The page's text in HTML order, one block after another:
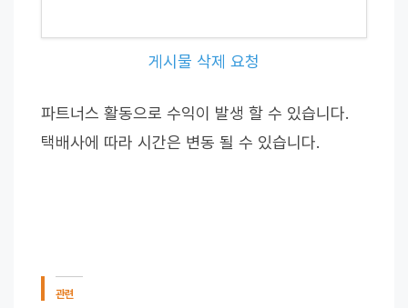
게시물 삭제 요청
파트너스 활동으로 수익이 발생 할 수 있습니다.
택배사에 따라 시간은 변동 될 수 있습니다.
관련